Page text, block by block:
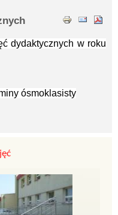
dydaktycznych w roku
ósmoklasisty